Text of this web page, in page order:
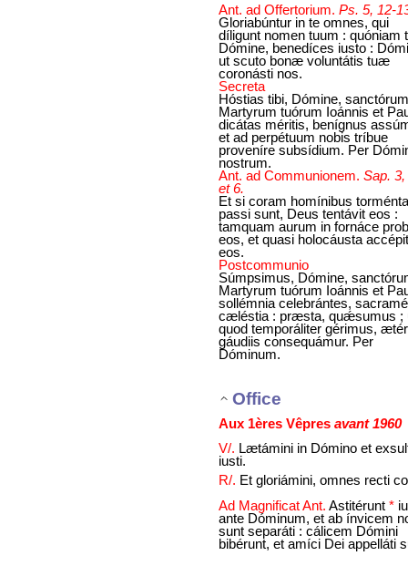
Ant. ad Offertorium. Ps. 5, 12-
Gloriabúntur in te omnes, qui
díligunt nomen tuum : quóniam
Dómine, benedíces iusto :
ut scuto bonæ voluntátis tuæ
coronásti nos.
Secreta
Hóstias tibi, Dómine, sanctórum
Martyrum tuórum Ioánnis et
dicátas méritis, benígnus
et ad perpétuum nobis tríbue
proveníre subsídium. Per
nostrum.
Ant. ad Communionem. Sap. 3,
et 6.
Et si coram homínibus torménta
passi sunt, Deus tentávit eos :
tamquam aurum in fornáce
eos, et quasi holocáusta accépit
eos.
Postcommunio
Súmpsimus, Dómine,
Martyrum tuórum Ioánnis et
sollémnia celebrántes,
cæléstia : præsta, quǽsumus ;
quod temporáliter gérimus,
gáudiis consequámur. Per
Dóminum.
Office
Aux 1ères Vêpres avant 1960
V/. Lætámini in Dómino et
iusti.
R/. Et gloriámini, omnes recti
Ad Magnificat Ant. Astitérunt *
ante Dóminum, et ab ínvicem
sunt separáti : cálicem Dómini
bibérunt, et amíci Dei appelláti